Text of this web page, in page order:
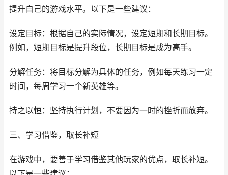
提升自己的游戏水平。以下是一些建议：
设定目标：根据自己的实际情况，设定短期和长期目标。
例如，短期目标是提升段位，长期目标是成为高手。
分解任务：将目标分解为具体的任务，例如每天练习一定
时间，每周学习一个新英雄等。
持之以恒：坚持执行计划，不要因为一时的挫折而放弃。
三、学习借鉴，取长补短
在游戏中，要善于学习借鉴其他玩家的优点，取长补短。